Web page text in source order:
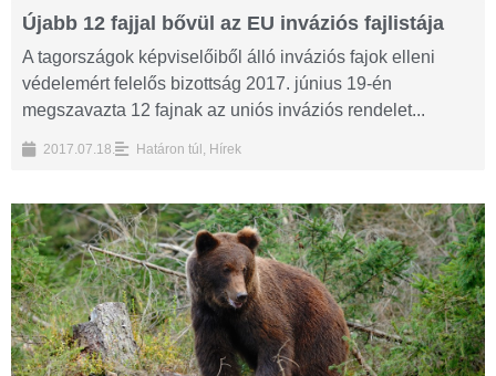
Újabb 12 fajjal bővül az EU inváziós fajlistája
A tagországok képviselőiből álló inváziós fajok elleni
védelemért felelős bizottság 2017. június 19-én
megszavazta 12 fajnak az uniós inváziós rendelet...
2017.07.18. Határon túl , Hírek